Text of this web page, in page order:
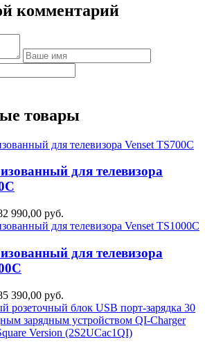
комментарий
товары
для телевизора
990,00 руб.
для телевизора
390,00 руб.